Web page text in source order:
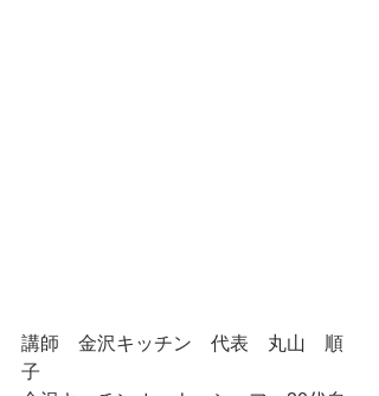
講師　金沢キッチン　代表　丸山　順
子